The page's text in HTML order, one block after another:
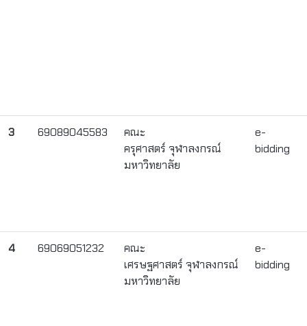
3 69089045583
คณะ
ครุศาสตร์ จุฬาลงกรณ์
มหาวิทยาลัย
e-
bidding
4 69069051232
คณะ
เศรษฐศาสตร์ จุฬาลงกรณ์
มหาวิทยาลัย
e-
bidding